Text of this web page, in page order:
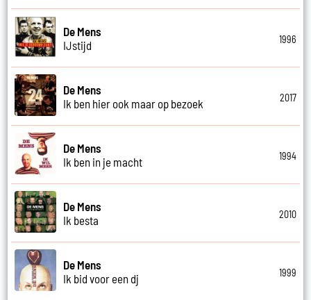
De Mens
IJstijd
1996
De Mens
Ik ben hier ook maar op bezoek
2017
De Mens
Ik ben in je macht
1994
De Mens
Ik besta
2010
De Mens
Ik bid voor een dj
1999